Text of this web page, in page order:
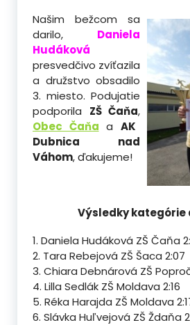
Našim bežcom sa
darilo, Daniela
Hudáková
presvedčivo zvíťazila
a družstvo obsadilo
3. miesto. Podujatie
podporila ZŠ Čaňa,
Obec Čaňa a AK
Dubnica nad
Váhom, ďakujeme!
Výsledky kategórie
1. Daniela Hudáková ZŠ Čaňa
2. Tara Rebejová ZŠ Šaca 2:07
3. Chiara Debnárová ZŠ
4. Lilla Sedlák ZŠ Moldava 2:16
5. Réka Harajda ZŠ Moldava
6. Slávka Huľvejová ZŠ Ždaňa